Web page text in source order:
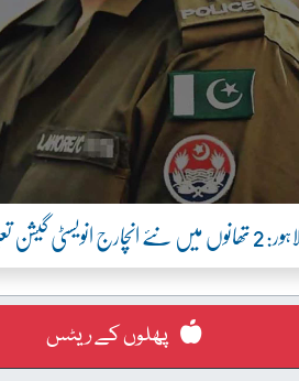
لاہور: 2 تھانوں میں نئے انچارج انویسٹی گیشن تعینات
پھلوں کے ریٹس